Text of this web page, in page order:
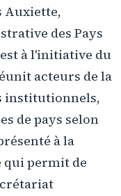
Auxiette,
des Pays
à l'initiative du
acteurs de la
institutionnels,
de pays selon
à la
qui permit de